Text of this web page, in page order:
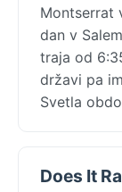
Montserrat
dan v
traja od
državi pa
Svetla
Does It